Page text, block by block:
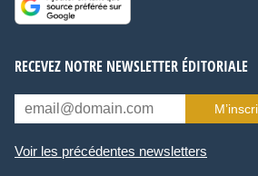
RECEVEZ NOTRE NEWSLETTER ÉDITORIALE
Voir les précédentes newsletters